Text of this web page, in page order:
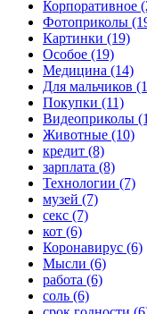
Корпоративное
Фотоприколы
Картинки (19)
Особое (19)
Медицина (14)
Для мальчиков
Покупки (11)
Видеоприколы
Животные (10)
кредит (8)
зарплата (8)
Технологии (7)
музей (7)
секс (7)
кот (6)
Коронавирус (6)
Мысли (6)
работа (6)
соль (6)